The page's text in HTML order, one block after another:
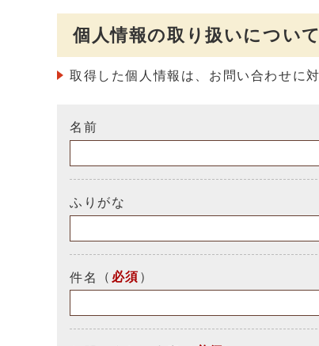
個人情報の取り扱いについて
取得した個人情報は、お問い合わせに
名前
ふりがな
件名 （ 必須 ）